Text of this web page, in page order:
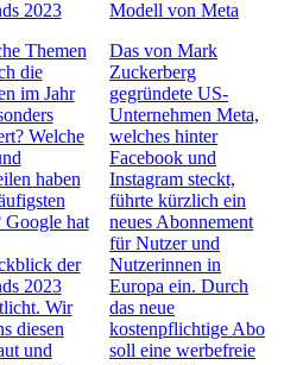
2023
Themen
die
im Jahr
Welche
haben
Google hat
der
2023
Wir
diesen
und
Modell von Meta
Das von Mark
Zuckerberg
gegründete US-
Unternehmen Meta,
welches hinter
Facebook und
Instagram steckt,
führte kürzlich ein
neues Abonnement
für Nutzer und
Nutzerinnen in
Europa ein. Durch
das neue
kostenpflichtige Abo
soll eine werbefreie